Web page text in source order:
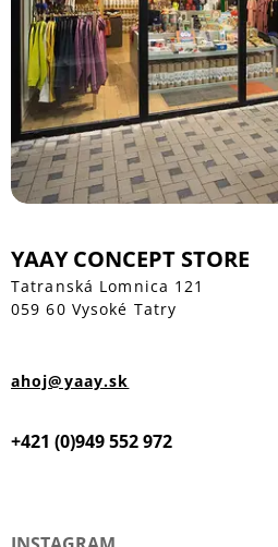
YAAY CONCEPT STORE
Tatranská Lomnica 121
059 60 Vysoké Tatry
ahoj@yaay.sk
+421 (0)949 552 972